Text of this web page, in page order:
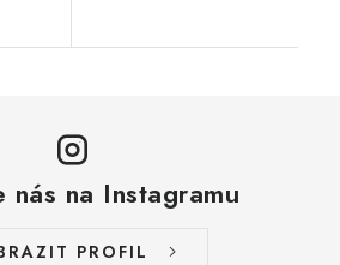
nás na Instagramu
PROFIL